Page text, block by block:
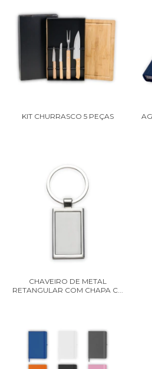
KIT CHURRASCO 5 PEÇAS
CHAVEIRO DE METAL
RETANGULAR COM CHAPA C...